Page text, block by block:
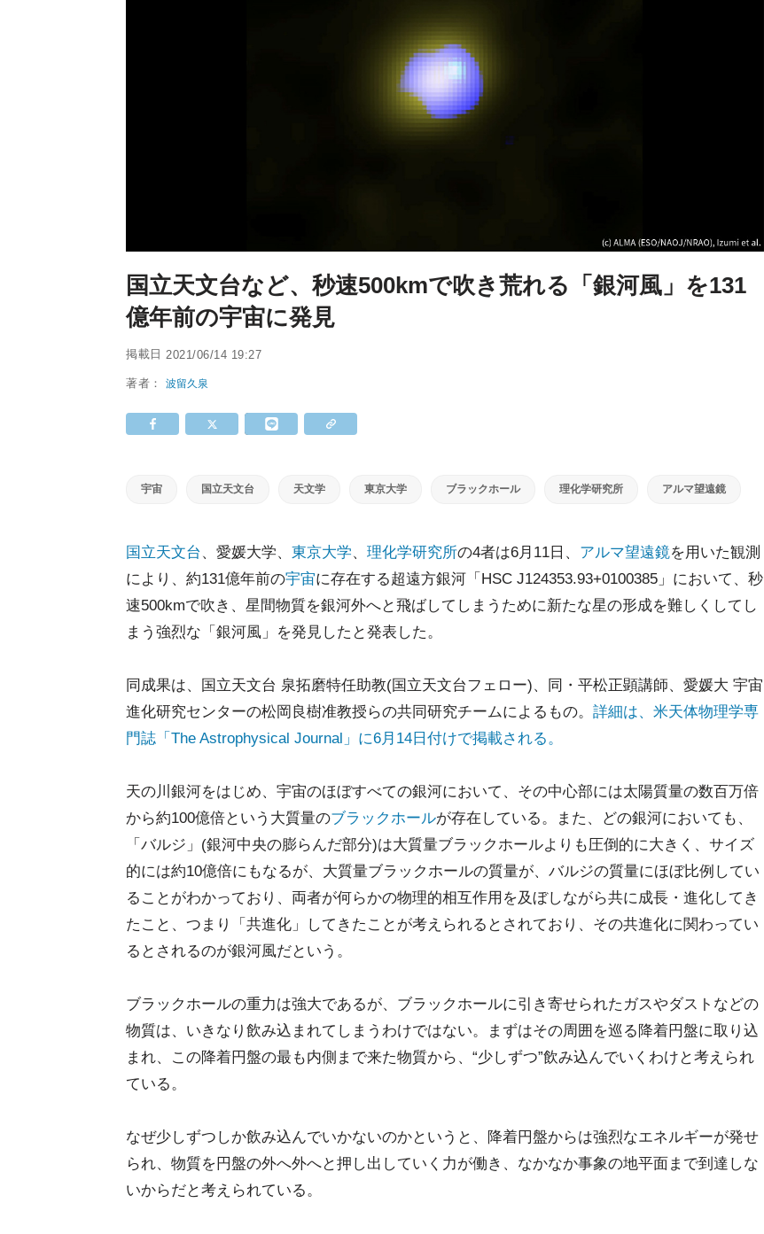
国立天文台など、秒速500kmで吹き荒れる「銀河風」を131
億年前の宇宙に発見
掲載日 2021/06/14 19:27
著者：波留久泉
宇宙 国立天文台 天文学 東京大学 ブラックホール 理化学研究所 アルマ望遠鏡
国立天文台 、愛媛大学、 東京大学、 理化学研究所の4者は6月11日、 アルマ望遠鏡を用いた観測
により、約131億年前の宇宙に存在する超遠方銀河「HSC J124353.93+0100385」において、秒
速500kmで吹き、星間物質を銀河外へと飛ばしてしまうために新たな星の形成を難しくしてし
まう強烈な「銀河風」を発見したと発表した。
同成果は、国立天文台 泉拓磨特任助教(国立天文台フェロー)、同・平松正顕講師、愛媛大 宇宙
進化研究センターの松岡良樹准教授らの共同研究チームによるもの。 詳細は、米天体物理学専
門誌「The Astrophysical Journal」に6月14日付けで掲載される。
天の川銀河をはじめ、宇宙のほぼすべての銀河において、その中心部には太陽質量の数百万倍
から約100億倍という大質量のブラックホールが存在している。また、どの銀河においても、
「バルジ」(銀河中央の膨らんだ部分)は大質量ブラックホールよりも圧倒的に大きく、サイズ
的には約10億倍にもなるが、大質量ブラックホールの質量が、バルジの質量にほぼ比例してい
ることがわかっており、両者が何らかの物理的相互作用を及ぼしながら共に成長・進化してき
たこと、つまり「共進化」してきたことが考えられるとされており、その共進化に関わってい
るとされるのが銀河風だという。
ブラックホールの重力は強大であるが、ブラックホールに引き寄せられたガスやダストなどの
物質は、いきなり飲み込まれてしまうわけではない。まずはその周囲を巡る降着円盤に取り込
まれ、この降着円盤の最も内側まで来た物質から、“少しずつ”飲み込んでいくわけと考えられ
ている。
なぜ少しずつしか飲み込んでいかないのかというと、降着円盤からは強烈なエネルギーが発せ
られ、物質を円盤の外へ外へと押し出していく力が働き、なかなか事象の地平面まで到達しな
いからだと考えられている。